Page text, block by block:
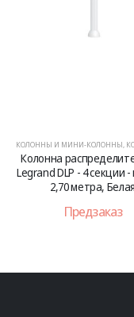
КОЛОННЫ И МИНИ-КОЛОННЫ,КОЛОННЫ
Колонна
Legrand DLP - 4 секции -
2,70 метра, Белая
Предзаказ